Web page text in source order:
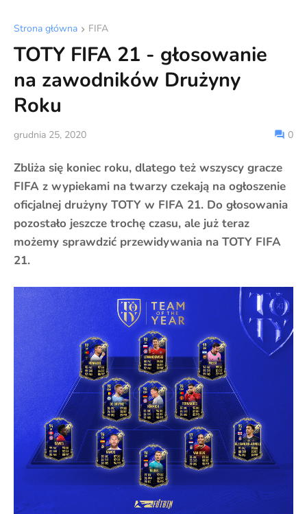
Strona główna FIFA
TOTY FIFA 21 - głosowanie
na zawodników Drużyny
Roku
grudnia 25, 2020 0
Zbliża się koniec roku, dlatego też wszyscy gracze
FIFA z wypiekami na twarzy czekają na ogłoszenie
oficjalnej drużyny TOTY w FIFA 21. Do głosowania
pozostało jeszcze trochę czasu, ale już teraz
możemy sprawdzić przewidywania na TOTY FIFA
21.